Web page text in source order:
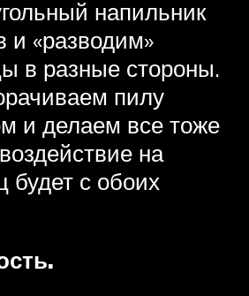
напильник
и «разводим»
в разные стороны.
пилу
и делаем все тоже
на
будет с обоих